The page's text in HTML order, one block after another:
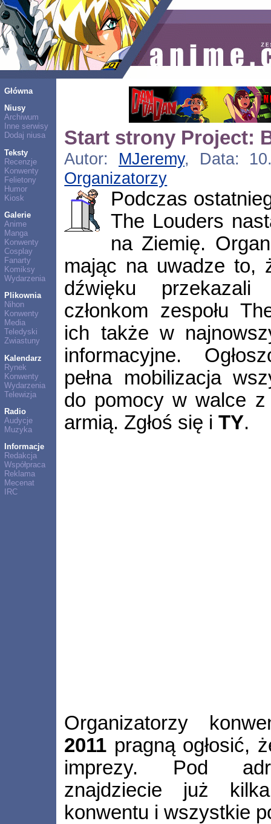
Główna
Niusy
Archiwum
Inne serwisy
Dodaj niusa
Teksty
Recenzje
Konwenty
Felietony
Humor
Kiosk
Galerie
Anime
Manga
Konwenty
Cosplay
Fanarty
Komiksy
Wydarzenia
Plikownia
Nihon
Konwenty
Media
Teledyski
Zwiastuny
Kalendarz
Rynek
Konwenty
Wydarzenia
Telewizja
Radio
Audycje
Muzyka
Informacje
Redakcja
Współpraca
Reklama
Mecenat
IRC
Start strony Project:
Autor: MJeremy, Data:
Organizatorzy
Podczas
The Louders
na Ziemię.
mając na uwadze to,
dźwięku przekazali
członkom zespołu
ich także w
informacyjne.
pełna mobilizacja
do pomocy w walce z
armią. Zgłoś się iTY.
Organizatorzy
2011 pragną ogłosić,
imprezy. Pod
znajdziecie już
konwentu i wszystkie